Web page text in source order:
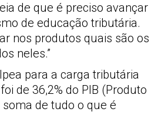
de que é preciso avançar
de educação tributária.
nos produtos quais são os
neles.”
para a carga tributária
de 36,2% do PIB (Produto
de tudo o que é